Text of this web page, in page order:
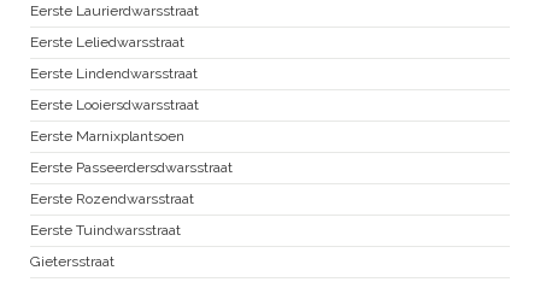
Eerste Laurierdwarsstraat
Eerste Leliedwarsstraat
Eerste Lindendwarsstraat
Eerste Looiersdwarsstraat
Eerste Marnixplantsoen
Eerste Passeerdersdwarsstraat
Eerste Rozendwarsstraat
Eerste Tuindwarsstraat
Gietersstraat